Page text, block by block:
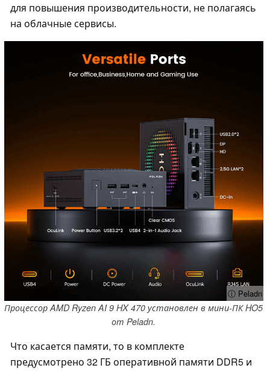
для повышения производительности, не полагаясь
на облачные сервисы.
ⓘ Peladn
Процессор AMD Ryzen AI 9 HX 470 установлен в мини-ПК HO5
от Peladn.
Что касается памяти, то в комплекте
предусмотрено 32 ГБ оперативной памяти DDR5 и